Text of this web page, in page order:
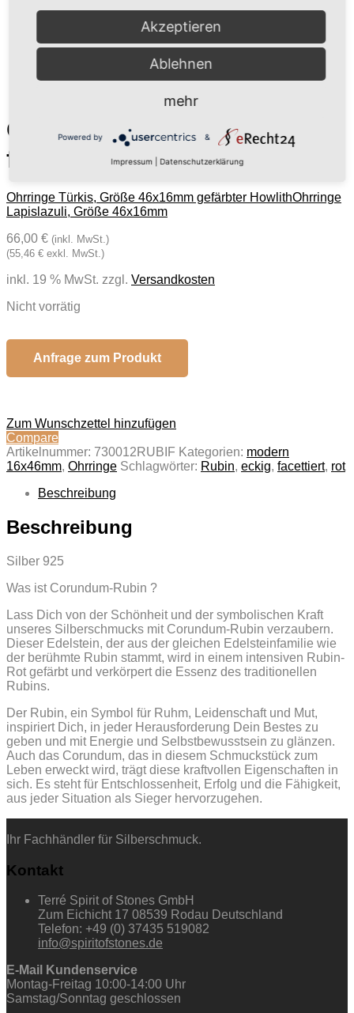
Ohrringe Rubin Corundum
fac. Größe 46x16mm
Ohrringe Türkis, Größe 46x16mm gefärbter HowlithOhrringe
Lapislazuli, Größe 46x16mm
66,00 € (inkl. MwSt.)
(55,46 € exkl. MwSt.)
inkl. 19 % MwSt. zzgl. Versandkosten
Nicht vorrätig
Anfrage zum Produkt
Zum Wunschzettel hinzufügen
Compare
Artikelnummer: 730012RUBIF Kategorien: modern
16x46mm, Ohrringe Schlagwörter: Rubin, eckig, facettiert, rot
Beschreibung
Beschreibung
Silber 925
Was ist Corundum-Rubin ?
Lass Dich von der Schönheit und der symbolischen Kraft
unseres Silberschmucks mit Corundum-Rubin verzaubern.
Dieser Edelstein, der aus der gleichen Edelsteinfamilie wie
der berühmte Rubin stammt, wird in einem intensiven Rubin-
Rot gefärbt und verkörpert die Essenz des traditionellen
Rubins.
Der Rubin, ein Symbol für Ruhm, Leidenschaft und Mut,
inspiriert Dich, in jeder Herausforderung Dein Bestes zu
geben und mit Energie und Selbstbewusstsein zu glänzen.
Auch das Corundum, das in diesem Schmuckstück zum
Leben erweckt wird, trägt diese kraftvollen Eigenschaften in
sich. Es steht für Entschlossenheit, Erfolg und die Fähigkeit,
aus jeder Situation als Sieger hervorzugehen.
Ihr Fachhändler für Silberschmuck.
Kontakt
Terré Spirit of Stones GmbH
Zum Eichicht 17 08539 Rodau Deutschland
Telefon: +49 (0) 37435 519082
info@spiritofstones.de
E-Mail Kundenservice
Montag-Freitag 10:00-14:00 Uhr
Samstag/Sonntag geschlossen
Akzeptieren
Ablehnen
mehr
Powered by &
Impressum Datenschutzerklärung